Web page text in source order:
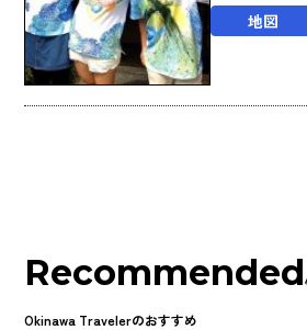
地図
Recommended
Okinawa Travelerのおすすめ